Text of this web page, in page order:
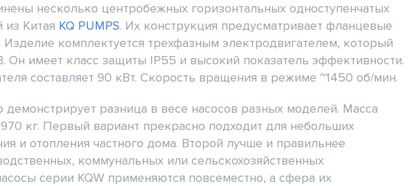
несколько центробежных горизонтальных одноступенчатых
Китая KQ PUMPS. Их конструкция предусматривает фланцевые
комплектуется трехфазным электродвигателем, который
Он имеет класс защиты IP55 и высокий показатель эффективности.
составляет 90 кВт. Скорость вращения в режиме ~1450 об/мин.
демонстрирует разница в весе насосов разных моделей. Масса
кг. Первый вариант прекрасно подходит для небольших
и отопления частного дома. Второй лучше и правильнее
коммунальных или сельскохозяйственных
серии KQW применяются повсеместно, а сфера их